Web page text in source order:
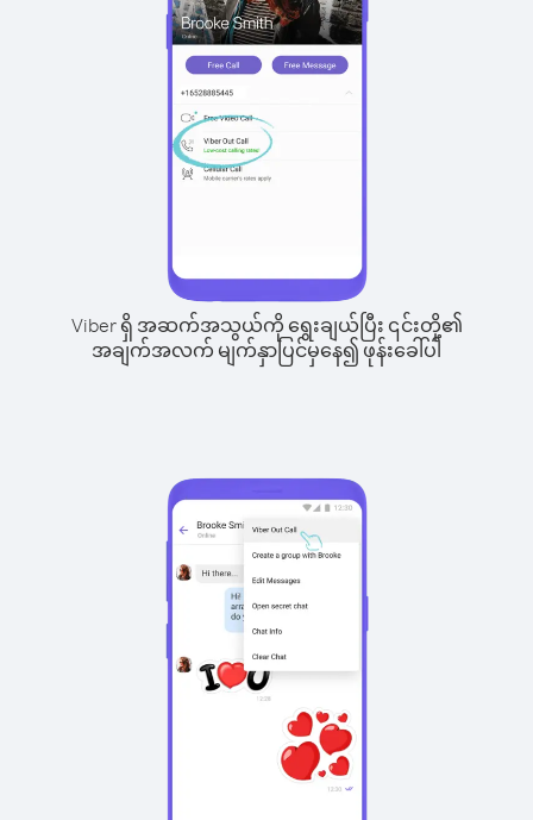
Viber ရှိ အဆက်အသွယ်ကို ရွေးချယ်ပြီး ၎င်းတို့၏
အချက်အလက် မျက်နှာပြင်မှနေ၍ ဖုန်းခေါ်ပါ